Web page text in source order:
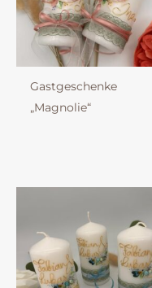
Gastgeschenke
„Magnolie“